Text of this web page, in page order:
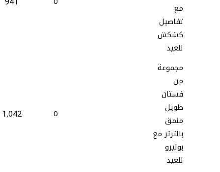
مع
تفاصيل
كشكش
للعيد
مجموعة
من
فستان
طويل
منمق
بالترتر مع
بوليرو
للعيد
0
1,042